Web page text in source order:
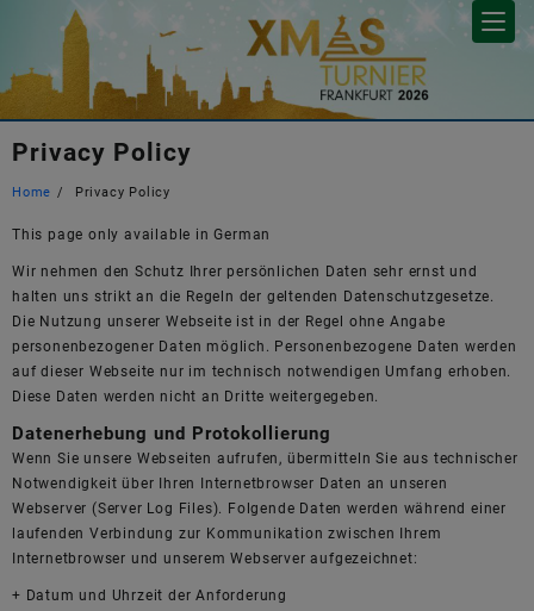
Privacy Policy
Home Privacy Policy
This page only available in German
Wir nehmen den Schutz Ihrer persönlichen Daten sehr ernst und
halten uns strikt an die Regeln der geltenden Datenschutzgesetze.
Die Nutzung unserer Webseite ist in der Regel ohne Angabe
personenbezogener Daten möglich. Personenbezogene Daten werden
auf dieser Webseite nur im technisch notwendigen Umfang erhoben.
Diese Daten werden nicht an Dritte weitergegeben.
Datenerhebung und Protokollierung
Wenn Sie unsere Webseiten aufrufen, übermitteln Sie aus technischer
Notwendigkeit über Ihren Internetbrowser Daten an unseren
Webserver (Server Log Files). Folgende Daten werden während einer
laufenden Verbindung zur Kommunikation zwischen Ihrem
Internetbrowser und unserem Webserver aufgezeichnet:
+ Datum und Uhrzeit der Anforderung